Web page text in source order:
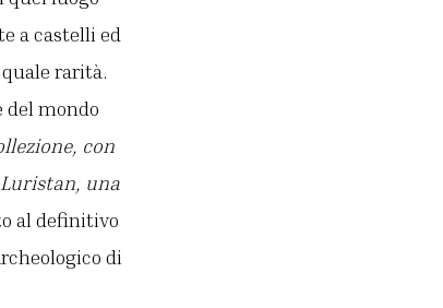
a castelli ed
rarità.
del mondo
con
una
al definitivo
di